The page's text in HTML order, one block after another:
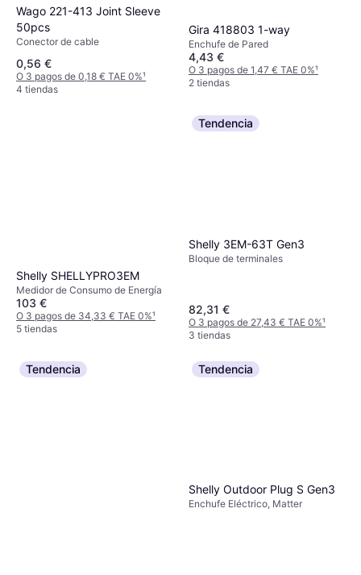
Wago 221-413 Joint Sleeve
50pcs
Conector de cable
0,56 €
O 3 pagos de 0,18 € TAE 0%¹
4 tiendas
Gira 418803 1-way
Enchufe de Pared
4,43 €
O 3 pagos de 1,47 € TAE 0%¹
2 tiendas
Shelly SHELLYPRO3EM
Medidor de Consumo de Energía
103 €
O 3 pagos de 34,33 € TAE 0%¹
5 tiendas
Tendencia
Shelly 3EM-63T Gen3
Bloque de terminales
82,31 €
O 3 pagos de 27,43 € TAE 0%¹
3 tiendas
Tendencia Tendencia
Shelly Outdoor Plug S Gen3
Enchufe Eléctrico, Matter